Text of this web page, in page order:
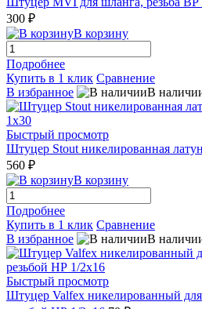
300 ₽
В корзину
Подробнее
Купить в 1 клик Сравнение
В избранное
В
Быстрый просмотр
Штуцер Stout никелированная
560 ₽
В корзину
Подробнее
Купить в 1 клик Сравнение
В избранное
В
Быстрый просмотр
Штуцер Valfex никелированный